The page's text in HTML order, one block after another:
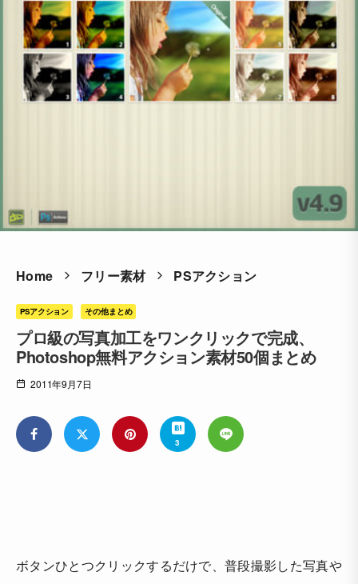
Home フリー素材 PSアクション
PSアクション その他まとめ
プロ級の写真加工をワンクリックで完成、
Photoshop無料アクション素材50個まとめ
2011年9月7日
3
ボタンひとつクリックするだけで、普段撮影した写真や